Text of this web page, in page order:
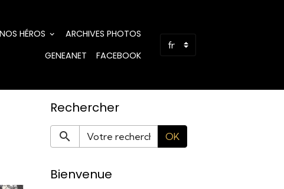
NOS HÉROS
ARCHIVES PHOTOS
GENEANET
FACEBOOK
Rechercher
OK
Bienvenue